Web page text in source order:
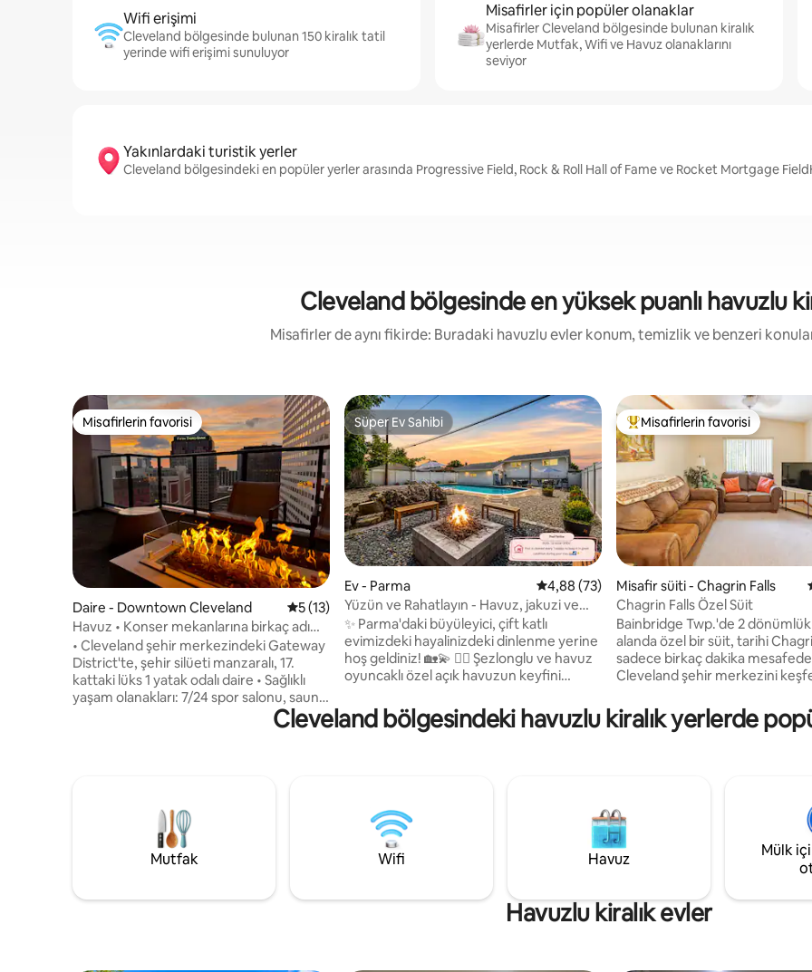
Wifi erişimi
Cleveland bölgesinde bulunan 150 kiralık tatil
yerinde wifi erişimi sunuluyor
Misafirler için popüler olanaklar
Misafirler Cleveland bölgesinde bulunan kiralık
yerlerde Mutfak, Wifi ve Havuz olanaklarını
seviyor
Yakınlardaki turistik yerler
Cleveland bölgesindeki en popüler yerler arasında Progressive Field, Rock & Roll Hall of Fame ve Rocket Mortgage
Cleveland bölgesinde en yüksek puanlı havuzlu
Misafirler de aynı fikirde: Buradaki havuzlu evler konum, temizlik ve benzeri
Misafirlerin favorisi
Misafirlerin favorisi
Daire - Downtown Cleveland 5 üzerinden ortalama 5 puan, 13 değerlendirme
5 (13)
Havuz • Konser mekanlarına birkaç adım
• Stadyumlar • Manzaralar
• Cleveland şehir merkezindeki Gateway
District'te, şehir silüeti manzaralı, 17.
kattaki lüks 1 yatak odalı daire • Sağlıklı
yaşam olanakları: 7/24 spor salonu, sauna,
yoga stüdyosu, havuzlu ve jakuzili
muhteşem çatı terası (her gün 10.00-
bağlantısı ve seyahat eden hemşireler ile
dijital göçebeler için ideal olan özel bir
çalışma alanı. • Daire içinde çamaşırhane,
malzemeli mutfak, güvenli ücretli
giriş • Parki
Süper Ev Sahibi
Süper Ev Sahibi
Ev - Parma 5 üzerinden ortalama 4,88 puan, 73
4,88 (73)
Yüzün ve Rahatlayın - Havuz, jakuzi ve
yenilenmiş mekân
✨ Parma'daki büyüleyici, çift katlı
evimizdeki hayalinizdeki dinlenme yerine
hoş geldiniz! 🏡💫 🏊‍♀️ Şezlonglu ve havuz
oyuncaklı özel açık havuzun keyfini
çukurunun veya barbekünün yanında
dinlenin 🍔🌙 🍳 Modern aletlere ve
bağlantısı ve özel bir çalışma alanı;
uzaktan çalışma için mükemmel 📶 🔒
Tamamen çitle çevrili bir arka bahçesi
olan güvenli ve özel bir yer 🌿
Misafirlerin favorilerinden en
Misafirlerin favorisi
Misafir süiti - Chagrin Falls
Chagrin Falls Özel Süit
Bainbridge Twp.'de 2
alanda özel bir süit, tarihi
sadece birkaç dakika
Cleveland şehir merkezini
erişim. Süitte tam mutfak,
özel banyo, queen yataklı ve
süitin özel girişi vardır, ancak
kilitlenen kapılarla bağlayan
odası (uzun süreli
kullanılabilir) vardır.
Cleveland bölgesindeki havuzlu kiralık yerlerde
Mutfak Wifi Havuz
Mülk
Havuzlu kiralık evler